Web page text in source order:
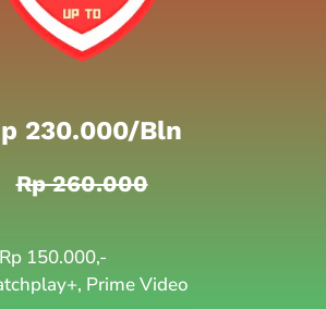
230.000/bln
Rp 260.000
150.000,-
Prime Video